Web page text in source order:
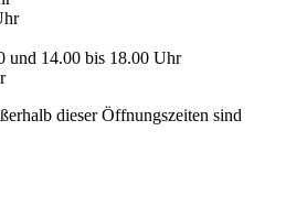
und 14.00 bis 18.00 Uhr
dieser Öffnungszeiten sind